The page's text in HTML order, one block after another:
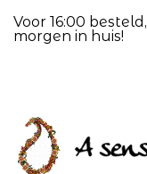
Voor 16:00 besteld,
morgen in huis!